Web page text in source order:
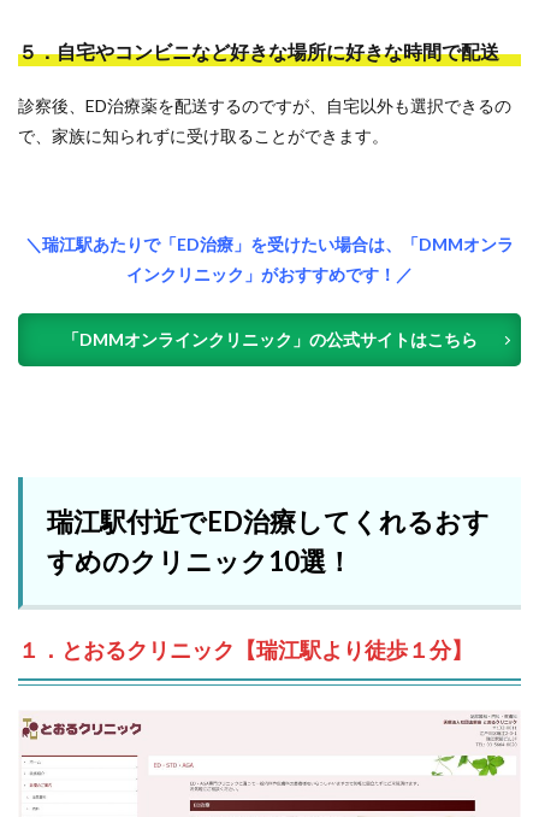
５．自宅やコンビニなど好きな場所に好きな時間で配送
診察後、ED治療薬を配送するのですが、自宅以外も選択できるの
で、家族に知られずに受け取ることができます。
＼瑞江駅あたりで「ED治療」を受けたい場合は、「DMMオンラ
インクリニック」がおすすめです！／
「DMMオンラインクリニック」の公式サイトはこちら
瑞江駅付近でED治療してくれるおす
すめのクリニック10選！
１．とおるクリニック【瑞江駅より徒歩１分】